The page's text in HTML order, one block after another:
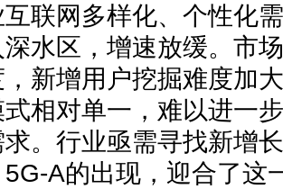
联网多样化、个性化
水区，增速放缓。市
新增用户挖掘难度加
相对单一，难以进一
。行业亟需寻找新增
5G-A的出现，迎合了这